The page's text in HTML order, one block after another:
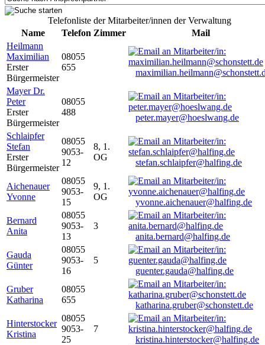
Telefonliste der Mitarbeiter/innen der Verwaltung
Name
Telefon Zimmer
Mail
Heilmann
Maximilian
Erster
Bürgermeister
08055
655
Mayer Dr.
Peter
Erster
Bürgermeister
08055
488
peter.mayer@hoeslwang.de
Schlaipfer
Stefan
Erster
Bürgermeister
08055
9053-
12
8, 1.
OG
stefan.schlaipfer@halfing.de
Aichenauer
Yvonne
08055
9053-
15
9, 1.
OG
yvonne.aichenauer@halfing.de
Bernard
Anita
08055
9053-
13
3
anita.bernard@halfing.de
Gauda
Günter
08055
9053-
16
5
guenter.gauda@halfing.de
Gruber
Katharina
08055
655
katharina.gruber@schonstett.de
Hinterstocker
Kristina
08055
9053-
25
7
kristina.hinterstocker@halfing.de